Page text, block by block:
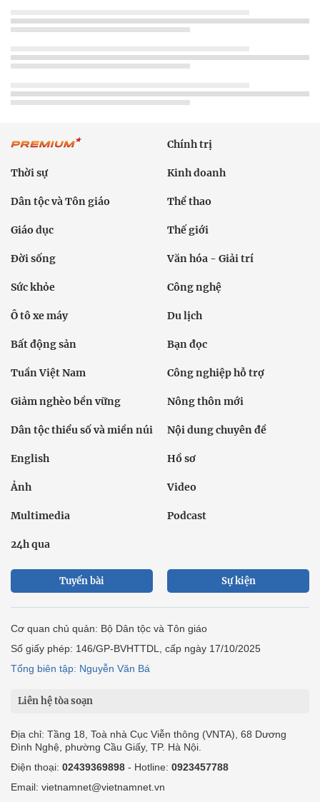
Chính trị
Thời sự Kinh doanh
Dân tộc và Tôn giáo Thể thao
Giáo dục Thế giới
Đời sống Văn hóa - Giải trí
Sức khỏe Công nghệ
Ô tô xe máy Du lịch
Bất động sản Bạn đọc
Tuần Việt Nam Công nghiệp hỗ trợ
Giảm nghèo bền vững Nông thôn mới
Dân tộc thiểu số và miền núi Nội dung chuyên đề
English Hồ sơ
Ảnh Video
Multimedia Podcast
24h qua
Tuyến bài Sự kiện
Cơ quan chủ quản: Bộ Dân tộc và Tôn giáo
Số giấy phép: 146/GP-BVHTTDL, cấp ngày 17/10/2025
Tổng biên tập: Nguyễn Văn Bá
Liên hệ tòa soạn
Địa chỉ: Tầng 18, Toà nhà Cục Viễn thông (VNTA), 68 Dương
Đình Nghệ, phường Cầu Giấy, TP. Hà Nội.
Điện thoại: 02439369898 - Hotline: 0923457788
Email: vietnamnet@vietnamnet.vn